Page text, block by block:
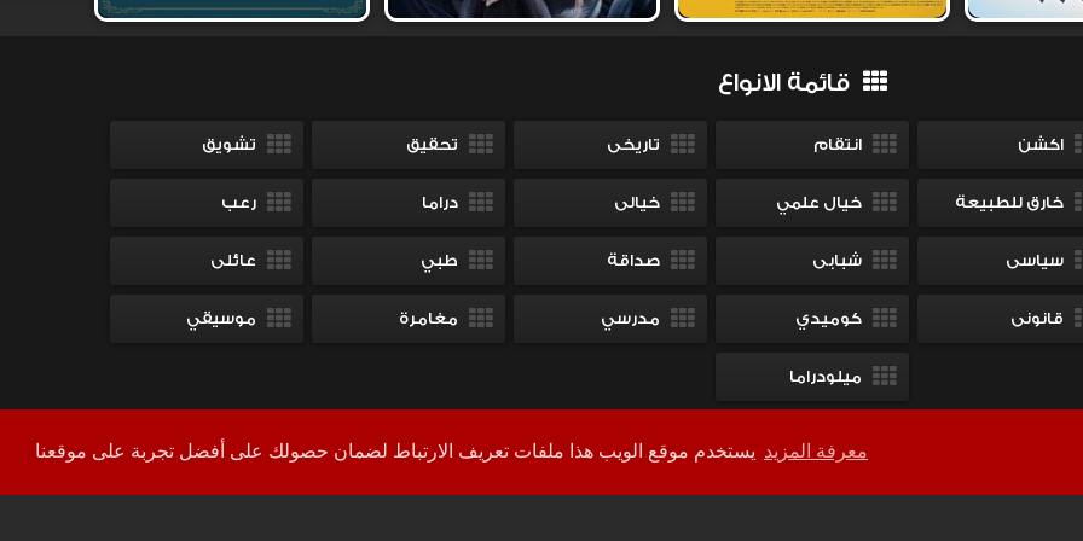
معرفة المزيد
قائمة الانواع
اكشن انتقام تاريخى تحقيق تشويق
خارق للطبيعة خيال علمي خيالى دراما رعب
سياسى شبابى صداقة طبي عائلى
قانونى كوميدي مدرسي مغامرة موسيقي
ميلودراما